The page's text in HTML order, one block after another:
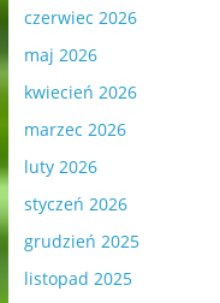
czerwiec 2026
maj 2026
kwiecień 2026
marzec 2026
luty 2026
styczeń 2026
grudzień 2025
listopad 2025